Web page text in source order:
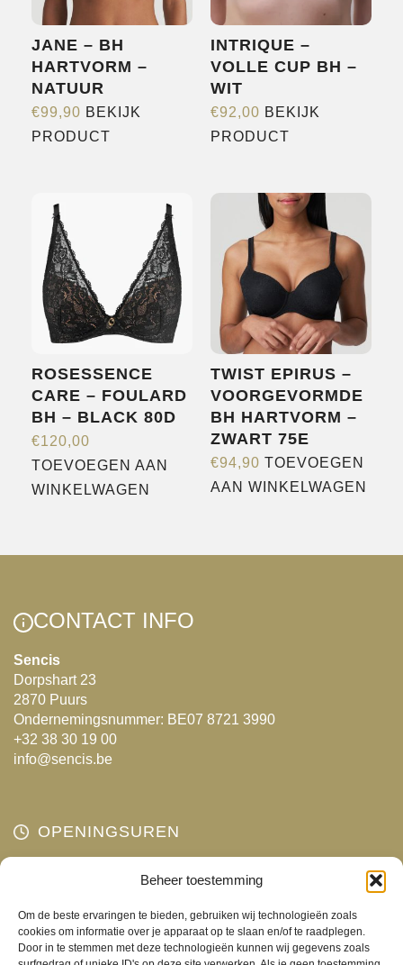
Beheer toestemming
Om de beste ervaringen te bieden, gebruiken wij technologieën zoals
cookies om informatie over je apparaat op te slaan en/of te raadplegen.
Door in te stemmen met deze technologieën kunnen wij gegevens zoals
JANE – BH
HARTVORM –
NATUUR
€99,90 BEKIJK
PRODUCT
meerdere
variaties.
Deze
optie
kan
gekozen
op
de
productpagina
INTRIQUE –
VOLLE CUP BH –
WIT
€92,00 BEKIJK
PRODUCT
meerdere
variaties.
Deze
optie
kan
gekozen
worden
op
de
productpagina
ROSESSENCE
CARE – FOULARD
BH – BLACK 80D
€120,00
TOEVOEGEN AAN
WINKELWAGEN
TWIST EPIRUS –
VOORGEVORMDE
BH HARTVORM –
ZWART 75E
€94,90 TOEVOEGEN
AAN WINKELWAGEN
CONTACT INFO
Sencis
Dorpshart 23
2870 Puurs
Ondernemingsnummer: BE07 8721 3990
+32 38 30 19 00
info@sencis.be
OPENINGSUREN
Gesloten
Woensdag
10:00 - 18:00
Donderdag
10:00 - 18:00